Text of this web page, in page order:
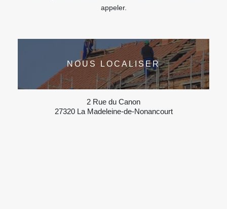
appeler.
NOUS LOCALISER
2 Rue du Canon
27320 La Madeleine-de-Nonancourt